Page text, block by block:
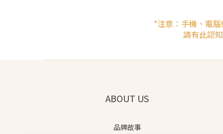
*注意：手機、電
請有此認
ABOUT US
品牌故事